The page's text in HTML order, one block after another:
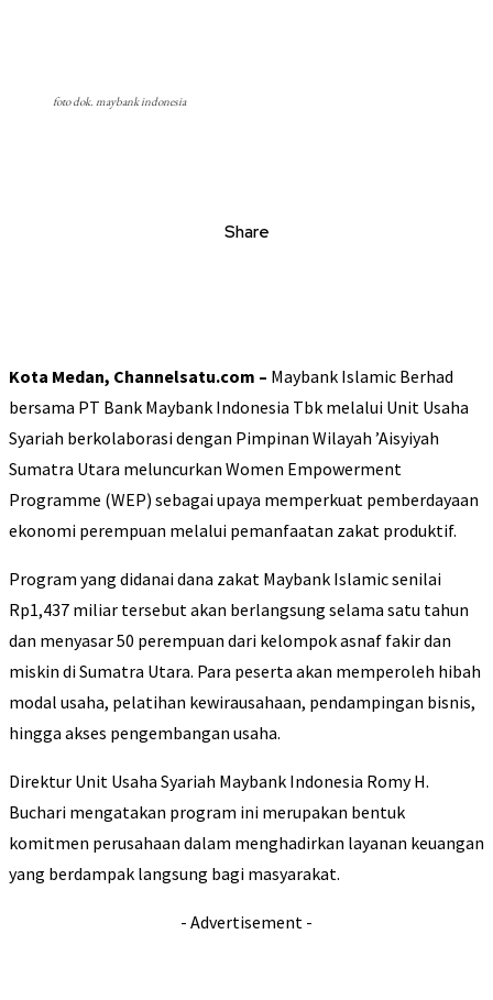
foto dok. maybank indonesia
Share
Kota Medan, Channelsatu.com – Maybank Islamic Berhad
bersama PT Bank Maybank Indonesia Tbk melalui Unit Usaha
Syariah berkolaborasi dengan Pimpinan Wilayah ’Aisyiyah
Sumatra Utara meluncurkan Women Empowerment
Programme (WEP) sebagai upaya memperkuat pemberdayaan
ekonomi perempuan melalui pemanfaatan zakat produktif.
Program yang didanai dana zakat Maybank Islamic senilai
Rp1,437 miliar tersebut akan berlangsung selama satu tahun
dan menyasar 50 perempuan dari kelompok asnaf fakir dan
miskin di Sumatra Utara. Para peserta akan memperoleh hibah
modal usaha, pelatihan kewirausahaan, pendampingan bisnis,
hingga akses pengembangan usaha.
Direktur Unit Usaha Syariah Maybank Indonesia Romy H.
Buchari mengatakan program ini merupakan bentuk
komitmen perusahaan dalam menghadirkan layanan keuangan
yang berdampak langsung bagi masyarakat.
- Advertisement -